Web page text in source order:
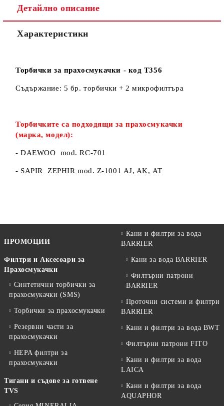
Детайлно описание
Характеристики
Торбички за прахосмукачки - код Т356
Съдържание: 5 бр. торбички + 2 микрофилтъра
Торбичките са подходящи за прахосмукачки
(марка, модел):
- DAEWOO mod. RC-701
- SAPIR ZEPHIR mod. Z-1001 AJ, AK, AT
ПРОМОЦИИ
Филтри и Аксесоари за
Прахосмукачки
Синтетични торбички за
прахосмукачки (SMS)
Торбички за прахосмукачки
Резервни части за
прахосмукачки
HEPA филтри за
прахосмукачки
Тигани и съдове за готвене
TVS
Кани и филтри за вода
BARRIER
Кани за вода BARRIER
Филтърни патрони
BARRIER
Проточни системи и филтри
BARRIER
Кани и филтри за вода BWT
Филтърни патрони FITO
Кани и филтри за вода
LAICA
Кани и филтри за вода
AQUAPHOR